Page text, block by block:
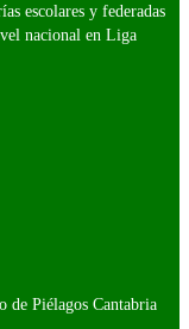
escolares y federadas
nacional en Liga
de Piélagos Cantabria